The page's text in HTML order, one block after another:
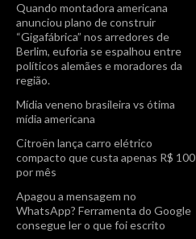
Quando montadora americana
anunciou plano de construir
“Gigafábrica” nos arredores de
Berlim, euforia se espalhou entre
políticos alemães e moradores da
região.
Mídia veneno brasileira vs ótima
mídia americana
Citroën lança carro elétrico
compacto que custa apenas R$ 100
por mês
Apagou a mensagem no
WhatsApp? Ferramenta do Google
consegue ler o que foi escrito